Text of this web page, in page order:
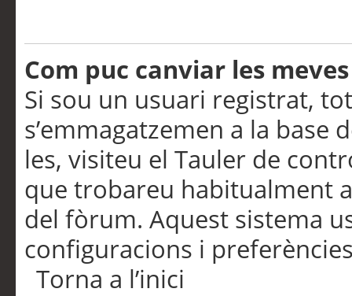
Com puc canviar les
Si sou un usuari registrat,
s’emmagatzemen a la
les, visiteu el Tauler de
que trobareu habitualment
del fòrum. Aquest sistema
configuracions i
Torna a l’inici